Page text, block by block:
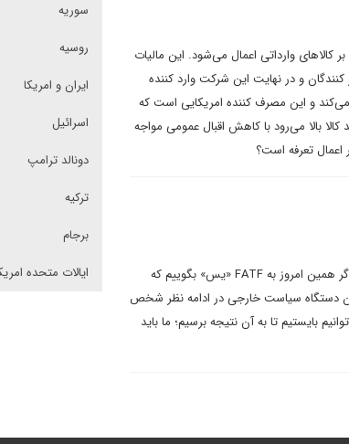
کالاهای وارداتی اعمال می‌شود. این مالیات
و در نهایت این شرکت وارد کننده
و این مصرف کننده امریکایی است که
بالا می‌رود با کاهش اقبال عمومی مواجه
تعرفه است؟
صفری تاکید کرد: «یکی می گوید اگر FATF انجام نشود، هیچ کاری نمی شود کرد؛ اگر همین امروز به FATF «یس» بگوییم که
دستگاه سیاست خارجی در ادامه نظر شخص
بایستیم تا به آن نتیجه برسیم؛ ما باید
سوریه
روسیه
ایران و امریکا
اسرائیل
دونالد ترامپ
ترکیه
برجام
ایالات متحده